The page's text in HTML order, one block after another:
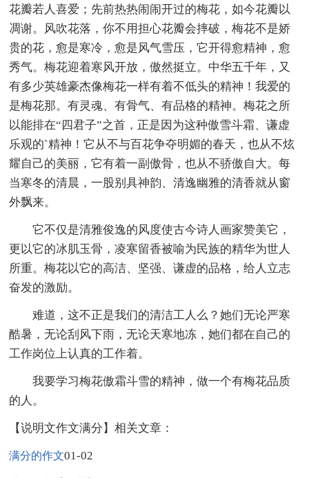
花瓣若人喜爱；先前热热闹闹开过的梅花，如今花瓣以
凋谢。风吹花落，你不用担心花瓣会摔破，梅花不是娇
贵的花，愈是寒冷，愈是风气雪压，它开得愈精神，愈
秀气。梅花迎着寒风开放，傲然挺立。中华五千年，又
有多少英雄豪杰像梅花一样有着不低头的精神！我爱的
是梅花那。有灵魂、有骨气、有品格的精神。梅花之所
以能排在“四君子”之首，正是因为这种傲雪斗霜、谦虚
乐观的`精神！它从不与百花争夺明媚的春天，也从不炫
耀自己的美丽，它有着一副傲骨，也从不骄傲自大。每
当寒冬的清晨，一股别具神韵、清逸幽雅的清香就从窗
外飘来。
它不仅是清雅俊逸的风度使古今诗人画家赞美它，
更以它的冰肌玉骨，凌寒留香被喻为民族的精华为世人
所重。梅花以它的高洁、坚强、谦虚的品格，给人立志
奋发的激励。
难道，这不正是我们的清洁工人么？她们无论严寒
酷暑，无论刮风下雨，无论天寒地冻，她们都在自己的
工作岗位上认真的工作着。
我要学习梅花傲霜斗雪的精神，做一个有梅花品质
的人。
【说明文作文满分】相关文章：
满分的作文01-02